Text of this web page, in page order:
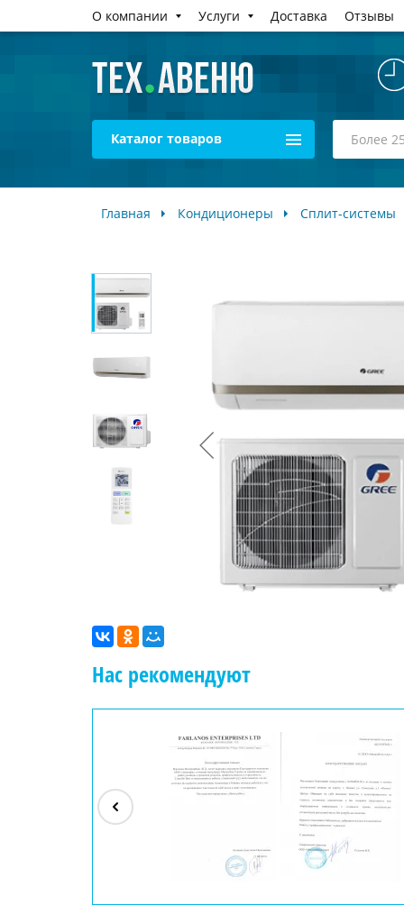
О компании Услуги Доставка Отзывы
Каталог товаров
Главная Кондиционеры Сплит-системы
Нас рекомендуют
">
Код PHP ">
"МидасМеталлАрт"